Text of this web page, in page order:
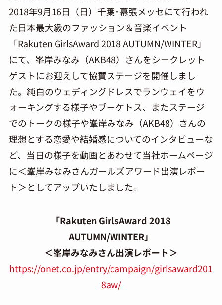
2018年9月16日（日）千葉･幕張メッセにて行われ
た日本最大級のファッション＆音楽イベント
「Rakuten GirlsAward 2018 AUTUMN/WINTER」
にて、峯岸みなみ（AKB48）さんをシークレット
ゲストにお迎えして協賛ステージを開催しまし
た。純白のウェディングドレスでランウェイをウ
ォーキングする様子やブーケトス、またステージ
でのトークの様子や峯岸みなみ（AKB48）さんの
理想とする恋愛や結婚感についてのインタビューな
ど、当日の様子を動画とあわせて当社ホームページ
に＜峯岸みなみさんガールズアワード出演レポー
ト＞としてアップいたしました。
「Rakuten GirlsAward 2018
AUTUMN/WINTER」
＜峯岸みなみさん出演レポート＞
https://onet.co.jp/entry/campaign/girlsaward201
8aw/